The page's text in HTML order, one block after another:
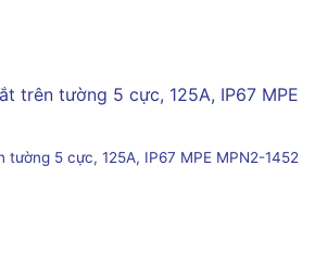
5 cực, 125A, IP67 MPE MPN2-1452